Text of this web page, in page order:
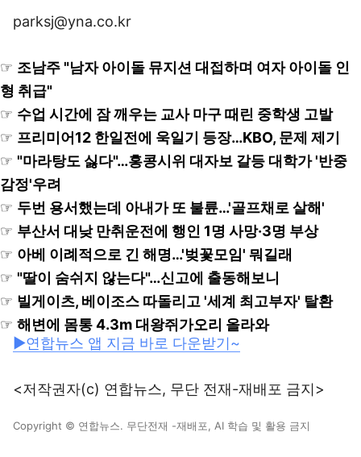
parksj@yna.co.kr
☞ 조남주 "남자 아이돌 뮤지션 대접하며 여자 아이돌 인
형 취급"
☞ 수업 시간에 잠 깨우는 교사 마구 때린 중학생 고발
☞ 프리미어12 한일전에 욱일기 등장…KBO, 문제 제기
☞ "마라탕도 싫다"…홍콩시위 대자보 갈등 대학가 '반중
감정'우려
☞ 두번 용서했는데 아내가 또 불륜…'골프채로 살해'
☞ 부산서 대낮 만취운전에 행인 1명 사망·3명 부상
☞ 아베 이례적으로 긴 해명…'벚꽃모임' 뭐길래
☞ "딸이 숨쉬지 않는다"…신고에 출동해보니
☞ 빌게이츠, 베이조스 따돌리고 '세계 최고부자' 탈환
☞ 해변에 몸통 4.3m 대왕쥐가오리 올라와
▶연합뉴스 앱 지금 바로 다운받기~
<저작권자(c) 연합뉴스, 무단 전재-재배포 금지>
Copyright © 연합뉴스. 무단전재 -재배포, AI 학습 및 활용 금지